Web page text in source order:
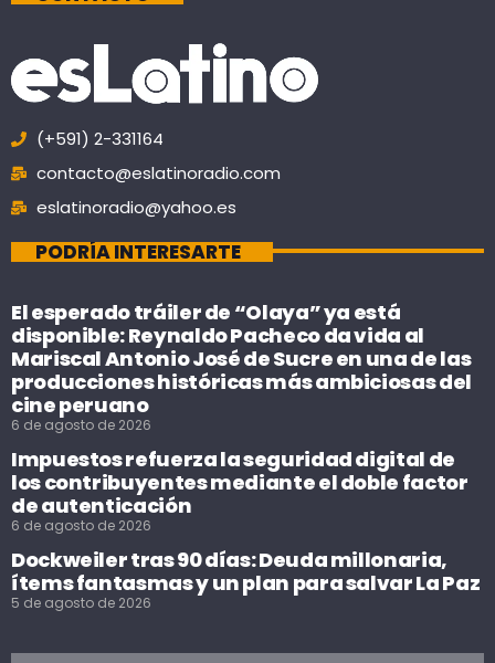
(+591) 2-331164
contacto@eslatinoradio.com
eslatinoradio@yahoo.es
PODRÍA INTERESARTE
El esperado tráiler de “Olaya” ya está
disponible: Reynaldo Pacheco da vida al
Mariscal Antonio José de Sucre en una de las
producciones históricas más ambiciosas del
cine peruano
6 de agosto de 2026
Impuestos refuerza la seguridad digital de
los contribuyentes mediante el doble factor
de autenticación
6 de agosto de 2026
Dockweiler tras 90 días: Deuda millonaria,
ítems fantasmas y un plan para salvar La Paz
5 de agosto de 2026